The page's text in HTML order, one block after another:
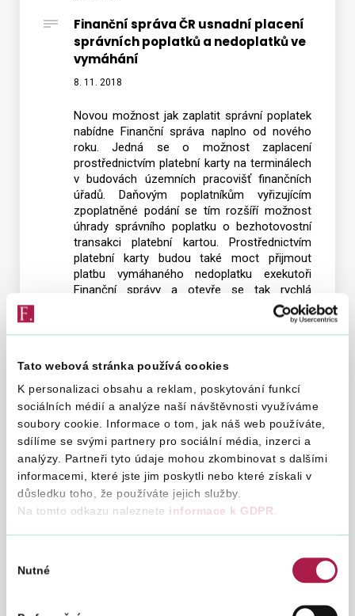
Tato webová stránka používá cookies
K personalizaci obsahu a reklam, poskytování funkcí
sociálních médií a analýze naší návštěvnosti využíváme
soubory cookie. Informace o tom, jak náš web používáte,
sdílíme se svými partnery pro sociální média, inzerci a
analýzy. Partneři tyto údaje mohou zkombinovat s dalšími
informacemi, které jste jim poskytli nebo které získali v
důsledku toho, že používáte jejich služby.
Na tomto odkazu naleznete informace k GDPR.
souhlasu
Nutné
Finanční správa ČR usnadní placení
správních poplatků a nedoplatků ve
vymáhání
8. 11. 2018
Novou možnost jak zaplatit správní poplatek
nabídne Finanční správa naplno od nového
roku. Jedná se o možnost zaplacení
prostřednictvím platební karty na terminálech
v budovách územních pracovišť finančních
úřadů. Daňovým poplatníkům vyřizujícím
zpoplatněné podání se tím rozšíří možnost
úhrady správního poplatku o bezhotovostní
transakci platební kartou. Prostřednictvím
platební karty budou také moct přijmout
platbu vymáhaného nedoplatku exekutoři
Finanční správy a otevře se tak rychlá
a efektivní cesta, jak se může daňový dlužník
svého, často nedbalostí vzniklého,
nedoplatku zbavit i v průběhu samotného
Omezení provozu finančních úřadů
dne 31. 12. 2018 a termíny uzavření
pokladen na přelomu roku 2018/2019
7. 11. 2018
Finanční správa ČR upozorňuje daňovou
veřejnost na omezení provozu finančních
úřadů v pondělí 31. prosince 2018. Finanční
Dále oznamujeme, že příjem hotovosti
v daňových pokladnách pro rok 2018